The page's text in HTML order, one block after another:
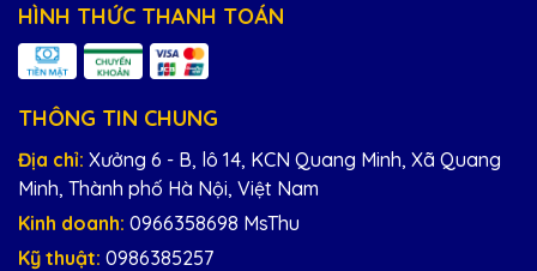
HÌNH THỨC THANH TOÁN
THÔNG TIN CHUNG
Địa chỉ: Xưởng 6 - B, lô 14, KCN Quang Minh, Xã Quang
Minh, Thành phố Hà Nội, Việt Nam
Kinh doanh: 0966358698 MsThu
Kỹ thuật: 0986385257